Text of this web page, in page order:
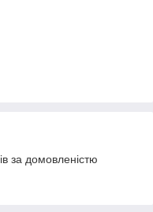
за домовленістю